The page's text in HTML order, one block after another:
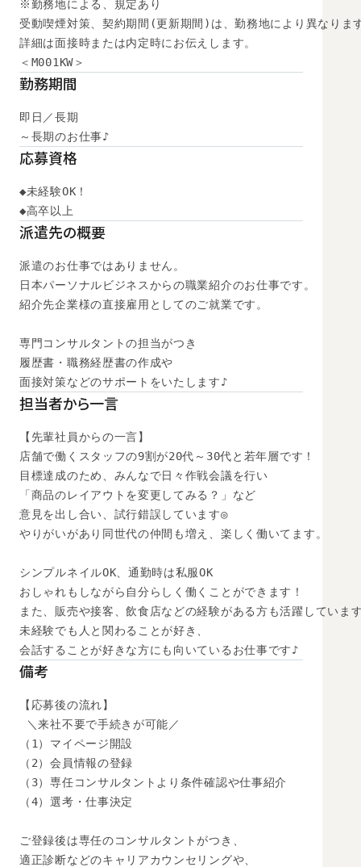
※勤務地による、規定あり
受動喫煙対策、契約期間(更新期間)は、勤務地により異なりま
詳細は面接時または内定時にお伝えします。
＜M001KW＞
勤務期間
即日／長期
～長期のお仕事♪
応募資格
◆未経験OK！
◆高卒以上
派遣先の概要
派遣のお仕事ではありません。
日本パーソナルビジネスからの職業紹介のお仕事です。
紹介先企業様の直接雇用としてのご就業です。
専門コンサルタントの担当がつき
履歴書・職務経歴書の作成や
面接対策などのサポートをいたします♪
担当者から一言
【先輩社員からの一言】
店舗で働くスタッフの9割が20代～30代と若年層です！
目標達成のため、みんなで日々作戦会議を行い
「商品のレイアウトを変更してみる？」など
意見を出し合い、試行錯誤しています◎
やりがいがあり同世代の仲間も増え、楽しく働いてます。
シンプルネイルOK、通勤時は私服OK
おしゃれもしながら自分らしく働くことができます！
また、販売や接客、飲食店などの経験がある方も活躍していま
未経験でも人と関わることが好き、
会話することが好きな方にも向いているお仕事です♪
備考
【応募後の流れ】
＼来社不要で手続きが可能／
（1）マイページ開設
（2）会員情報の登録
（3）専任コンサルタントより条件確認や仕事紹介
（4）選考・仕事決定
ご登録後は専任のコンサルタントがつき、
適正診断などのキャリアカウンセリングや、